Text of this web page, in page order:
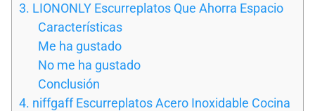
3. LIONONLY Escurreplatos Que Ahorra Espacio
Características
Me ha gustado
No me ha gustado
Conclusión
4. niffgaff Escurreplatos Acero Inoxidable Cocina